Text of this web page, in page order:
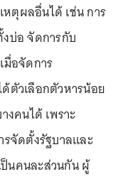
ตุผลอื่นได้ เช่น การ
บ่อ จัดการกับ
มื่อจัดการ
ตัวเลือกตัวหารน้อย
งคนได้ เพราะ
จัดตั้งรัฐบาลและ
นคนละส่วนกัน ผู้